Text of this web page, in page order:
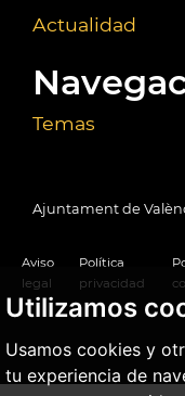
Utilizamos
Usamos cookies y
tu experiencia de
Actualidad
Temas
Ajuntament de
Aviso
legal
Política
privacidad